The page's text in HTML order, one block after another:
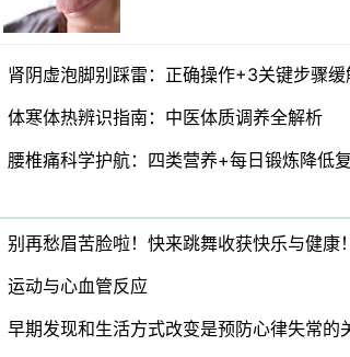
肾阴虚泡脚别踩雷：正确操作+3关键步骤缓
体寒体热辨识指南：中医体质调养全解析
腰椎痛科学护航：四类营养+每日锻炼降低
别再愁眉苦脸啦！快来跳舞收获快乐与健康！
运动与心血管反应
早期发现和生活方式改变是预防心律失常的